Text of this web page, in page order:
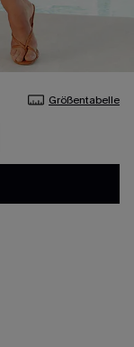
Größentabelle